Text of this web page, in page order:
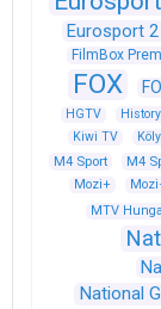
Eurosport 2
FilmBox
FOX
HGTV History
Kiwi TV
M4 Sport M4
Mozi+
MTV
National